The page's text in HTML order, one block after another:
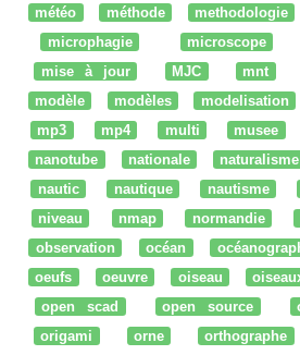
météo
méthode methodologie
microphagie
microscope
mise à jour
MJC mnt
modèle
modèles modelisation
mp3
mp4 multi musee
nanotube
nationale naturalisme
nautic
nautique nautisme
niveau
nmap normandie
observation
océan
oeufs
oeuvre oiseau
open scad
open source
origami
orne orthographe